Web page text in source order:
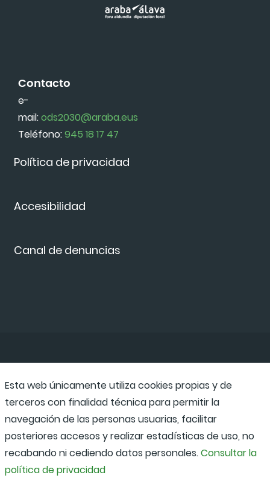
Política de privacidad
Accesibilidad
Canal de denuncias
Contacto
e-
mail:ods2030@araba.eus
Teléfono:945 18 17 47
Esta web únicamente utiliza cookies propias y de
terceros con finalidad técnica para permitir la
navegación de las personas usuarias, facilitar
posteriores accesos y realizar estadísticas de uso, no
recabando ni cediendo datos personales.Consultar la
política de privacidad